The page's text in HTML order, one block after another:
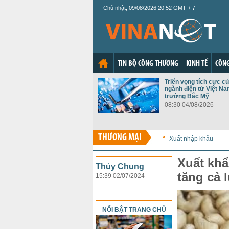
Chủ nhật, 09/08/2026 20:52 GMT + 7
TIN BỘ CÔNG THƯƠNG KINH TẾ
Triển vọng tích cực
ngành điện tử Việt
trường Bắc Mỹ
08:30 04/08/2026
THƯƠNG MẠI Xuất nhập khẩu
Xuất
tăng cả
Thủy Chung
15:39 02/07/2024
NỔI BẬT TRANG CHỦ